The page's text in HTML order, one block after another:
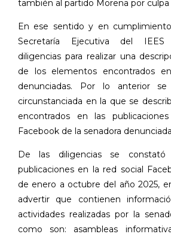
también al partido Morena por culpa
En ese sentido y en
Secretaría Ejecutiva del IEES
diligencias para realizar una
de los elementos encontrados
denunciadas. Por lo anterior
circunstanciada en la que se
encontrados en las
Facebook de la senadora
De las diligencias se
publicaciones en la red social
de enero a octubre del año 2025,
advertir que contienen
actividades realizadas por la
como son: asambleas